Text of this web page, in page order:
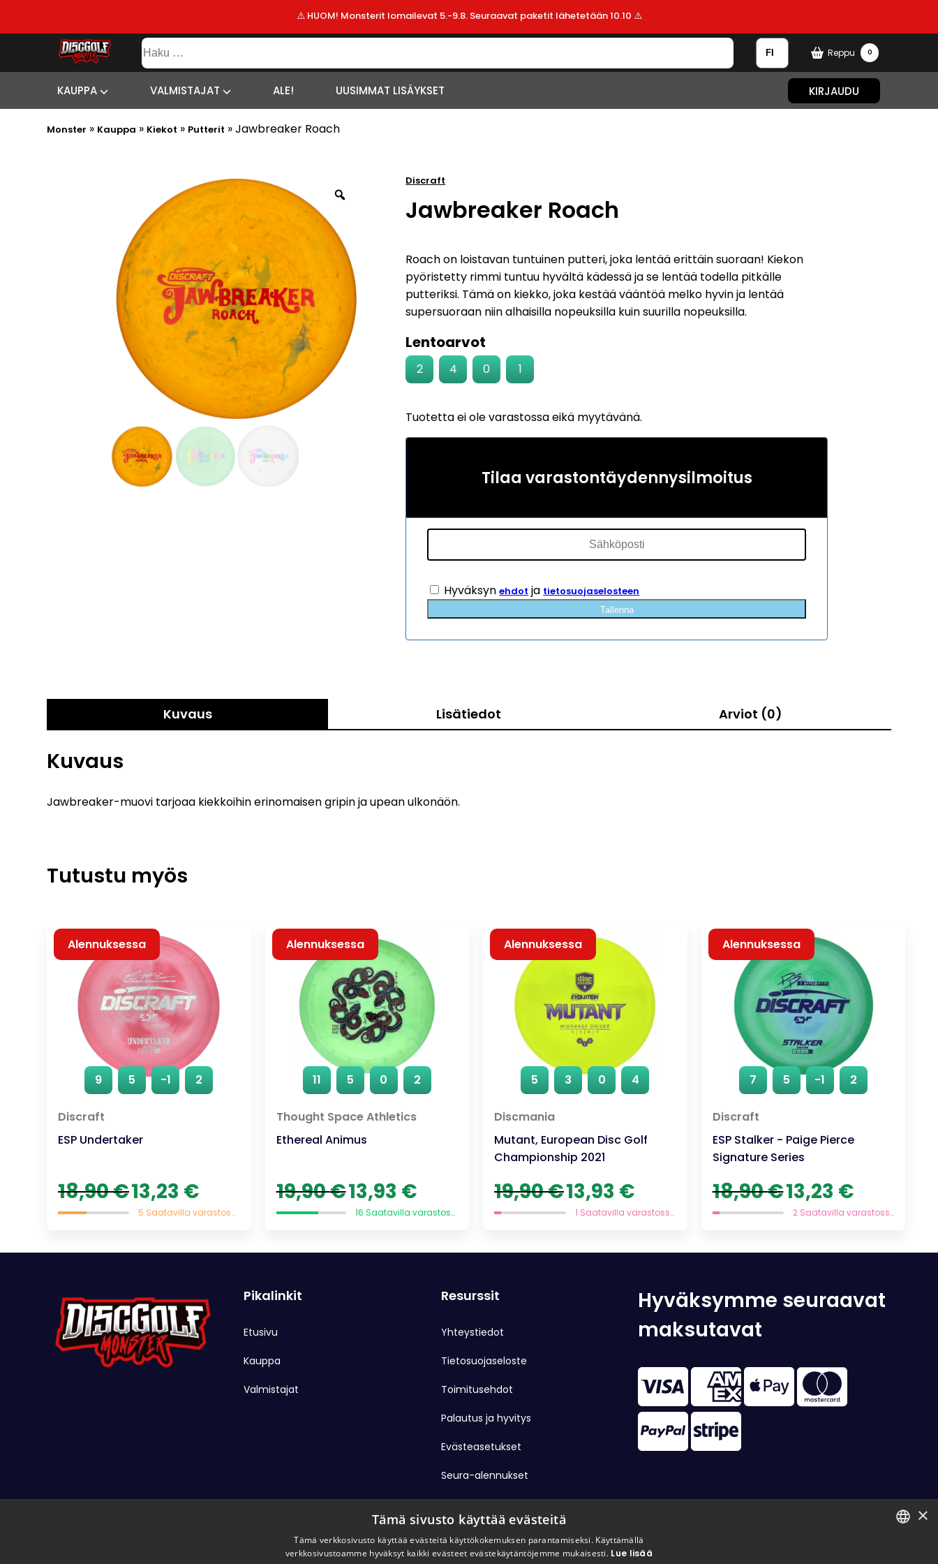
⚠️ HUOM! Monsterit lomailevat 5.-9.8. Seuraavat paketit lähetetään 10.10 ⚠️
VALMISTAJAT
LISÄYKSET
SISÄLTÖ
SITEMAP
Haku: Reppu 0
KAUPPA VALMISTAJAT ALE! UUSIMMAT LISÄYKSET KIRJAUDU
Monster » Kauppa » Kiekot » Putterit »Jawbreaker Roach
Discraft
Jawbreaker Roach
Roach on loistavan tuntuinen putteri, joka lentää erittäin suoraan! Kiekon
pyöristetty rimmi tuntuu hyvältä kädessä ja se lentää todella pitkälle
putteriksi. Tämä on kiekko, joka kestää vääntöä melko hyvin ja lentää
supersuoraan niin alhaisilla nopeuksilla kuin suurilla nopeuksilla.
Lentoarvot
2 4 0 1
Tuotetta ei ole varastossa eikä myytävänä.
Tilaa varastontäydennysilmoitus
Hyväksynehdot ja tietosuojaselosteen
Tallenna
Kuvaus Lisätiedot Arviot (0)
Kuvaus
Jawbreaker-muovi tarjoaa kiekkoihin erinomaisen gripin ja upean ulkonäön.
Tutustu myös
9 5 -1 2
Discraft
ESP Undertaker
Alennuksessa
18,90€ Alkuperäinen
hinta
oli:
13,23 €
on:
5 Saatavilla varastossa
11 5 0 2
Thought Space Athletics
Ethereal Animus
Alennuksessa
19,90€ Alkuperäinen
hinta
oli:
13,93 €hinta
on:
16 Saatavilla varastossa
5 3 0 4
Discmania
Mutant, European Disc Golf
Championship 2021
Alennuksessa
19,90€ Alkuperäinen
hinta
oli:
13,93 €
on:
1 Saatavilla varastossa
7 5 -1 2
Discraft
ESP Stalker - Paige Pierce
Signature Series
Alennuksessa
18,90€ Alkuperäinen
hinta
oli:
13,23 €hinta
on:
2 Saatavilla varastossa
Pikalinkit
Etusivu
Kauppa
Valmistajat
Resurssit
Yhteystiedot
Tietosuojaseloste
Toimitusehdot
Palautus ja hyvitys
Evästeasetukset
Seura-alennukset
Hyväksymme seuraavat
maksutavat
×
Tämä sivusto käyttää evästeitä
Tämä verkkosivusto käyttää evästeitä käyttökokemuksen parantamiseksi. Käyttämällä
verkkosivustoamme hyväksyt kaikki evästeet evästekäytäntöjemme mukaisesti. Lue lisää